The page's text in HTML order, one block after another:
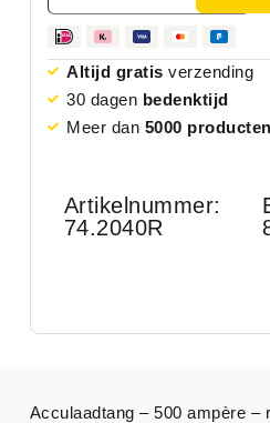
Altijd gratis verzending
30 dagen bedenktijd
Meer dan 5000 producten
Artikelnummer:
74.2040R
Acculaadtang – 500 ampère –